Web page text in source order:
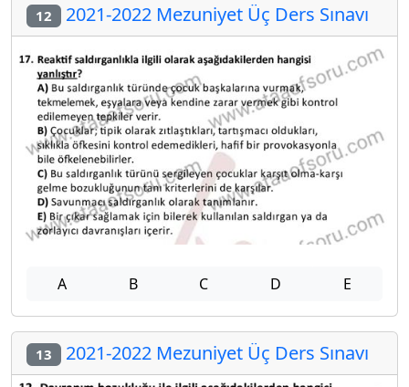
12 2021-2022 Mezuniyet Üç Ders Sınavı
A B C D E
13 2021-2022 Mezuniyet Üç Ders Sınavı